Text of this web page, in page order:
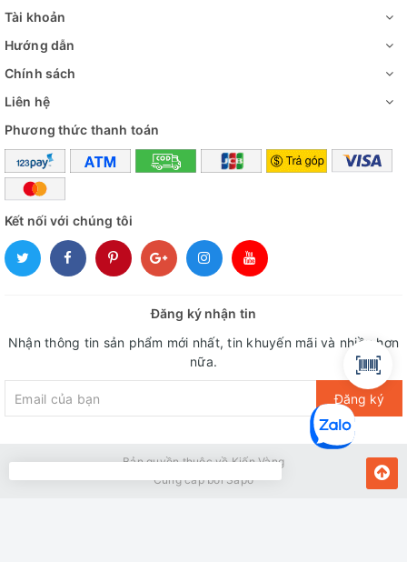
Tài khoản
Hướng dẫn
Chính sách
Liên hệ
Phương thức thanh toán
Kết nối với chúng tôi
Đăng ký nhận tin
Nhận thông tin sản phẩm mới nhất, tin khuyến mãi và nhiều hơn
nữa.
Đăng ký
Bản quyền thuộc về Kiến Vàng
Cung cấp bởiSapo